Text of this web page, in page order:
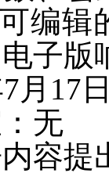
编辑
子版
月17
无
容